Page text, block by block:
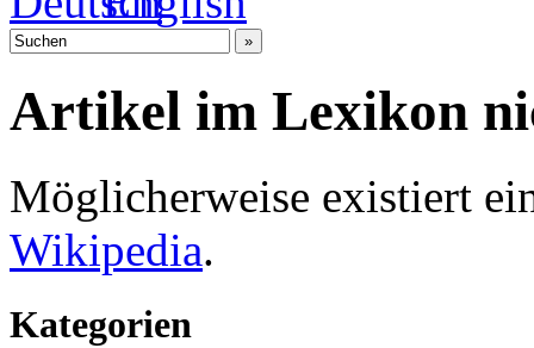
Artikel im Lexikon
Möglicherweise existiert
Wikipedia.
Kategorien